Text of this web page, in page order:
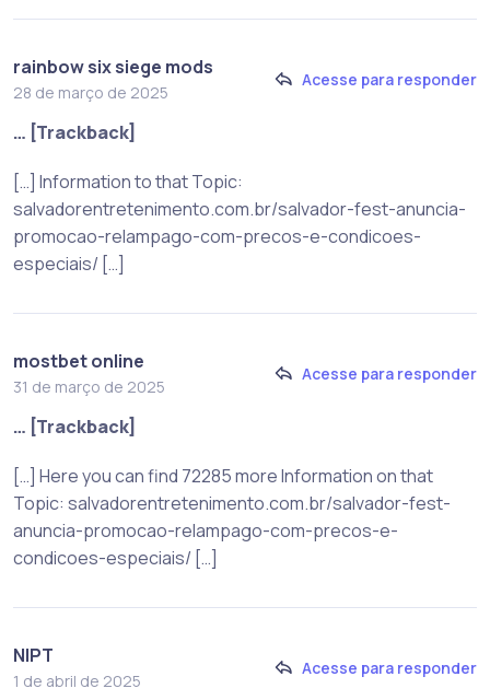
rainbow six siege mods
28 de março de 2025
Acesse para responder
… [Trackback]
[…] Information to that Topic:
salvadorentretenimento.com.br/salvador-fest-anuncia-
promocao-relampago-com-precos-e-condicoes-
especiais/ […]
mostbet online
31 de março de 2025
Acesse para responder
… [Trackback]
[…] Here you can find 72285 more Information on that
Topic: salvadorentretenimento.com.br/salvador-fest-
anuncia-promocao-relampago-com-precos-e-
condicoes-especiais/ […]
NIPT
1 de abril de 2025
Acesse para responder